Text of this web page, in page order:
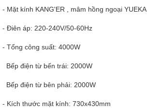
- Mặt kính KANG'ER , mâm hồng ngoại YUEKA
- Điên áp: 220-240V/50-60Hz
- Tổng công suất: 4000W
Bếp điện từ bến trái: 2000W
Bếp điện từ bên phải: 2000W
- Kích thước mặt kính: 730x430mm